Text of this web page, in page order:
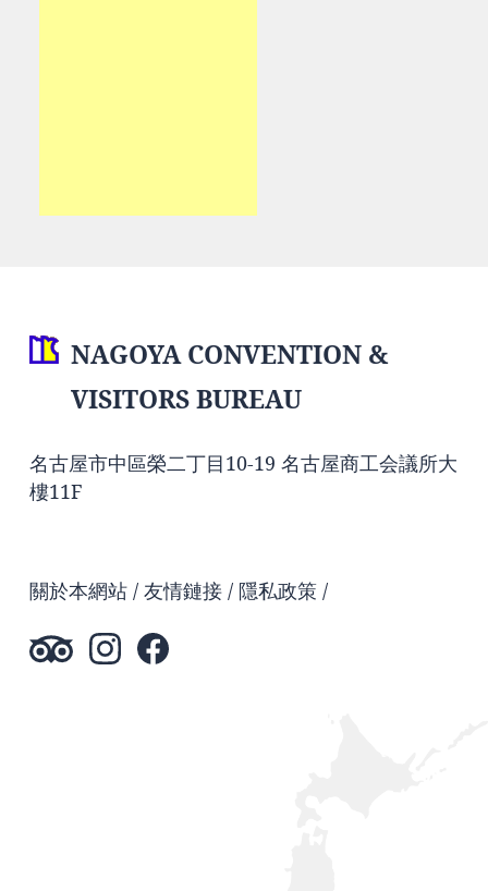
NAGOYA CONVENTION &
VISITORS BUREAU
名古屋市中區榮二丁目10-19 名古屋商工会議所大
樓11F
關於本網站 友情鏈接 隱私政策